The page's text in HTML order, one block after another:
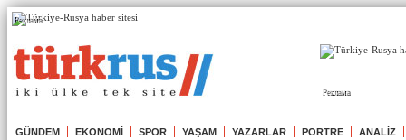
Реклама
Реклама
GÜNDEM EKONOMİ SPOR YAŞAM YAZARLAR PORTRE ANALİZ